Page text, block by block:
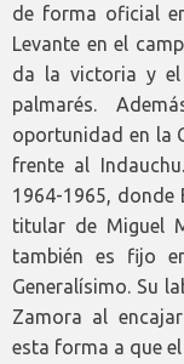
de forma oficial
Levante en el
da la victoria y
palmarés.
oportunidad en la
frente al
1964-1965,
titular de Miguel
también es fijo
Generalísimo. Su
Zamora al
esta forma a que